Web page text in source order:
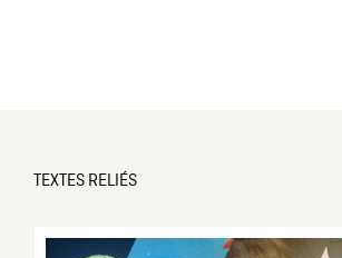
TEXTES RELIÉS